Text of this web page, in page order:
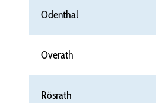
Odenthal
Overath
Rösrath